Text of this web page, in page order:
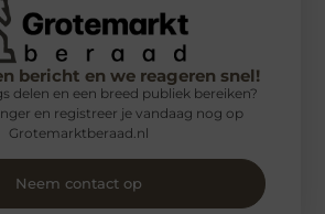
bericht en we reageren snel!
delen en een breed publiek bereiken?
en registreer je vandaag nog op
Grotemarktberaad.nl
Neem contact op